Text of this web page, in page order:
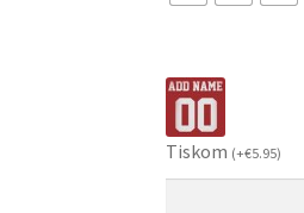
Tiskom (+€5.95)